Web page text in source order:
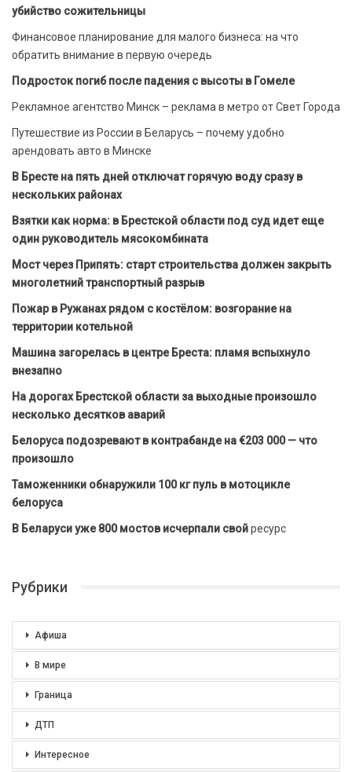
убийство сожительницы
Финансовое планирование для малого бизнеса: на что
обратить внимание в первую очередь
Подросток погиб после падения с высоты в Гомеле
Рекламное агентство Минск – реклама в метро от Свет Города
Путешествие из России в Беларусь – почему удобно
арендовать авто в Минске
В Бресте на пять дней отключат горячую воду сразу в
нескольких районах
Взятки как норма: в Брестской области под суд идет еще
один руководитель мясокомбината
Мост через Припять: старт строительства должен закрыть
многолетний транспортный разрыв
Пожар в Ружанах рядом с костёлом: возгорание на
территории котельной
Машина загорелась в центре Бреста: пламя вспыхнуло
внезапно
На дорогах Брестской области за выходные произошло
несколько десятков аварий
Белоруса подозревают в контрабанде на €203 000 — что
произошло
Таможенники обнаружили 100 кг пуль в мотоцикле
белоруса
В Беларуси уже 800 мостов исчерпали свойресурс
Рубрики
Афиша
В мире
Граница
ДТП
Интересное